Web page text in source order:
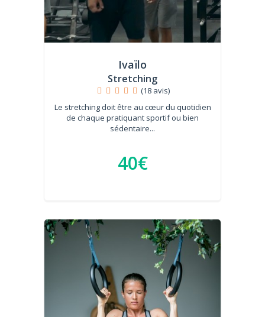
Ivaïlo
Stretching
(18 avis)
Le stretching doit être au cœur du quotidien
de chaque pratiquant sportif ou bien
sédentaire...
40€